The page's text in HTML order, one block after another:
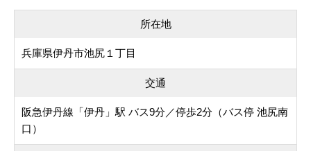
所在地
兵庫県伊丹市池尻１丁目
交通
阪急伊丹線「伊丹」駅 バス9分／停歩2分（バス停 池尻南
口）